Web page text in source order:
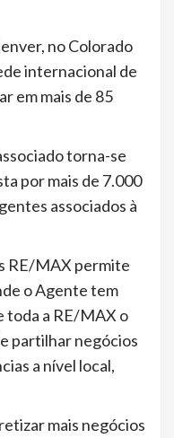
no Colorado
internacional de
em mais de 85
torna-se
por mais de 7.000
associados à
RE/MAX permite
o Agente tem
toda a RE/MAX o
partilhar negócios
a nível local,
mais negócios